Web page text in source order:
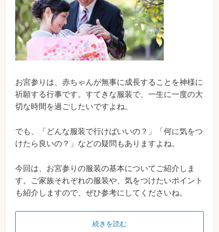
お宮参りは、赤ちゃんが無事に成長することを神様に
祈願する行事です。すてきな服装で、一生に一度の大
切な時間を過ごしたいですよね。
でも、「どんな服装で行けばいいの？」「何に気をつ
けたら良いの？」などの疑問もありますよね。
今回は、お宮参りの服装の基本についてご紹介しま
す。ご家族それぞれの服装や、気をつけたいポイント
も紹介しますので、ぜひ参考にしてくださいね。
続きを読む